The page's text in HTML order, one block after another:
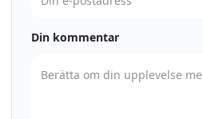
Din kommentar